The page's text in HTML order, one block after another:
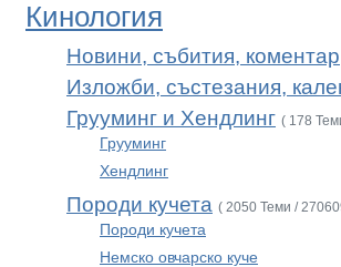
Кинология
Новини, събития, коментар
Изложби, състезания,
Грууминг и Хендлинг ( 178
Грууминг
Хендлинг
Породи кучета ( 2050 Теми /
Породи кучета
Немско овчарско куче